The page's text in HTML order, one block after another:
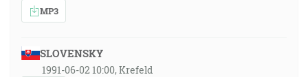
MP3
SLOVENSKY
1991-06-02 10:00, Krefeld